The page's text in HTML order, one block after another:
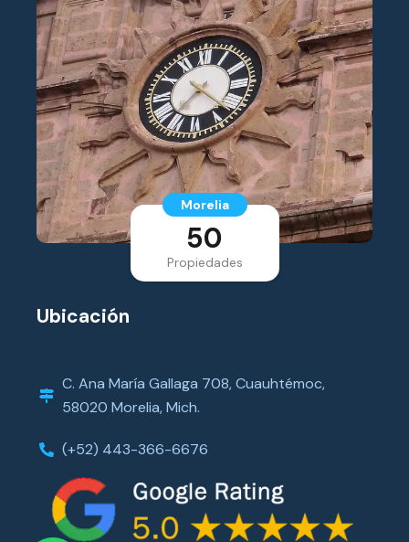
Morelia
50
Propiedades
Ubicación
C. Ana María Gallaga 708, Cuauhtémoc,
58020 Morelia, Mich.
(+52) 443-366-6676